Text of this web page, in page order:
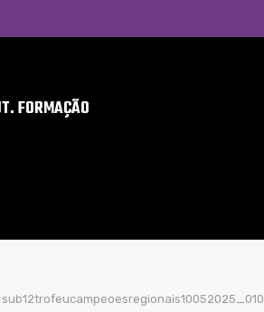
FORMAÇÃO
sub12trofeucampeoesregionais10052025_010